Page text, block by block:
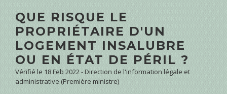
QUE RISQUE LE
PROPRIÉTAIRE D'UN
LOGEMENT INSALUBRE
OU EN ÉTAT DE PÉRIL ?
Vérifié le 18 Feb 2022 - Direction de l'information légale et
administrative (Première ministre)